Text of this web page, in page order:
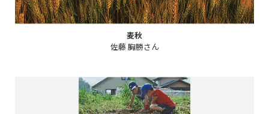
麦秋
佐藤 胸勝さん